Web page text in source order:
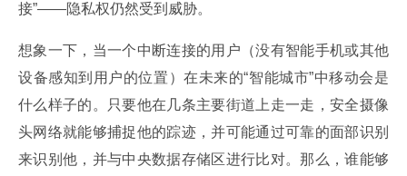
接”——隐私权仍然受到威胁。
想象一下，当一个中断连接的用户（没有智能手机或其他
设备感知到用户的位置）在未来的“智能城市”中移动会是
什么样子的。只要他在几条主要街道上走一走，安全摄像
头网络就能够捕捉他的踪迹，并可能通过可靠的面部识别
来识别他，并与中央数据存储区进行比对。那么，谁能够